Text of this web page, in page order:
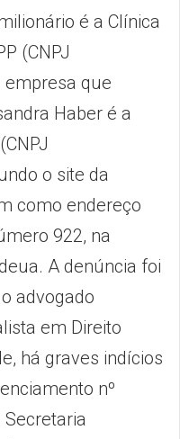
é a Clínica
(CNPJ
empresa que
Haber é a
o site da
como endereço
922, na
A denúncia foi
advogado
em Direito
há graves indícios
nº